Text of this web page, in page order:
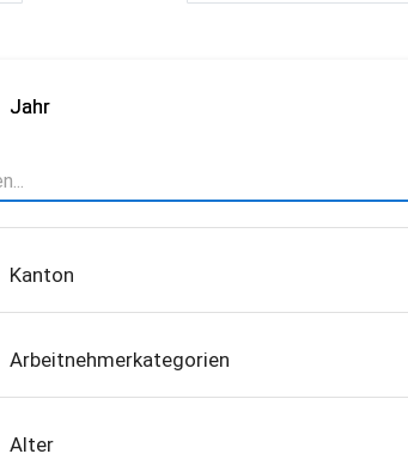
Jahr
Kanton
Arbeitnehmerkategorien
Alter